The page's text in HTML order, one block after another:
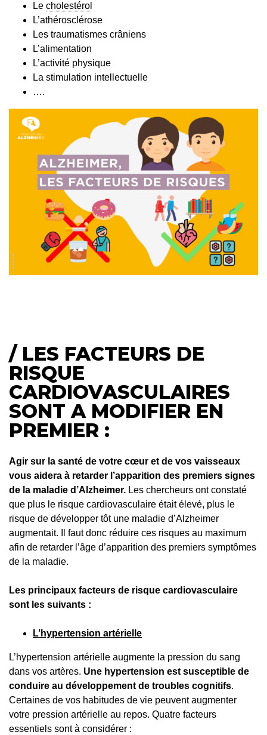
Le cholestérol
L’athérosclérose
Les traumatismes crâniens
L’alimentation
L’activité physique
La stimulation intellectuelle
….
/ LES FACTEURS DE
RISQUE
CARDIOVASCULAIRES
SONT A MODIFIER EN
PREMIER :
Agir sur la santé de votre cœur et de vos vaisseaux
vous aidera à retarder l’apparition des premiers signes
de la maladie d’Alzheimer. Les chercheurs ont constaté
que plus le risque cardiovasculaire était élevé, plus le
risque de développer tôt une maladie d’Alzheimer
augmentait. Il faut donc réduire ces risques au maximum
afin de retarder l’âge d’apparition des premiers symptômes
de la maladie.
Les principaux facteurs de risque cardiovasculaire
sont les suivants :
L’hypertension artérielle
L’hypertension artérielle augmente la pression du sang
dans vos artères. Une hypertension est susceptible de
conduire au développement de troubles cognitifs.
Certaines de vos habitudes de vie peuvent augmenter
votre pression artérielle au repos. Quatre facteurs
essentiels sont à considérer :